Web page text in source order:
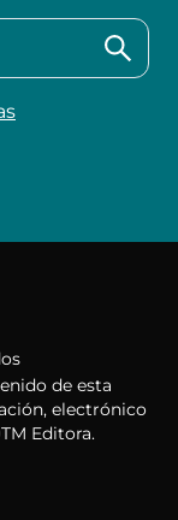
de esta
electrónico
Editora.